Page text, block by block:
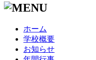
ホーム
学校概要
お知らせ